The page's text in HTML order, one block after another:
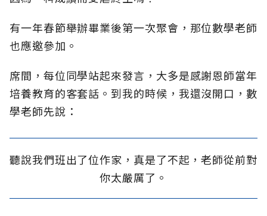
有一年春節舉辦畢業後第一次聚會，那位數學老師
也應邀參加。
席間，每位同學站起來發言，大多是感謝恩師當年
培養教育的客套話。到我的時候，我還沒開口，數
學老師先說：
聽說我們班出了位作家，真是了不起，老師從前對
你太嚴厲了。